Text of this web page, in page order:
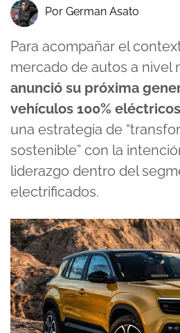
Por German Asato
Para acompañar el
mercado de autos a nivel
anunció su próxima
vehículos 100% eléctricos
una estrategia de
sostenible” con la
liderazgo dentro del
electrificados.